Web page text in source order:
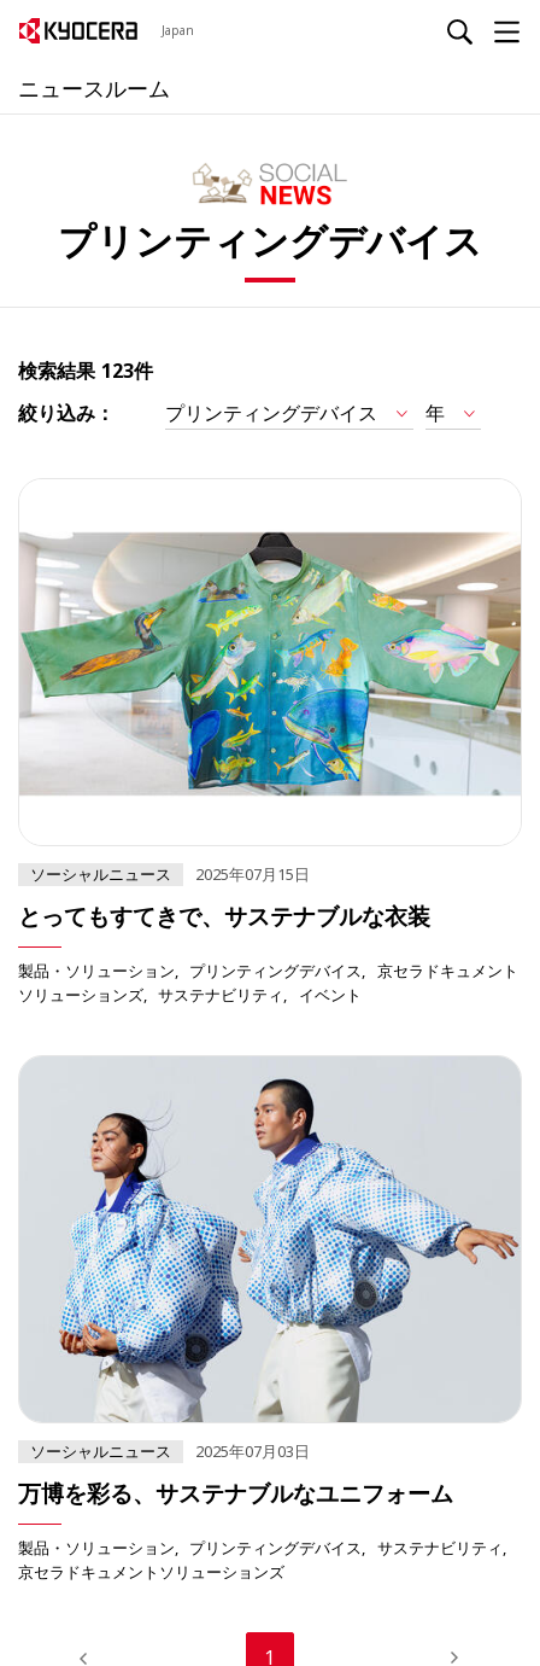
Japan
ニュースルーム
プリンティングデバイス
検索結果 123件
絞り込み：
プリンティングデバイス 年
ソーシャルニュース 2025年07月15日
とってもすてきで、サステナブルな衣装
製品・ソリューション プリンティングデバイス
京セラドキュメント
ソリューションズ
サステナビリティ イベント
ソーシャルニュース 2025年07月03日
万博を彩る、サステナブルなユニフォーム
製品・ソリューション プリンティングデバイス
サステナビリティ
京セラドキュメントソリューションズ
1